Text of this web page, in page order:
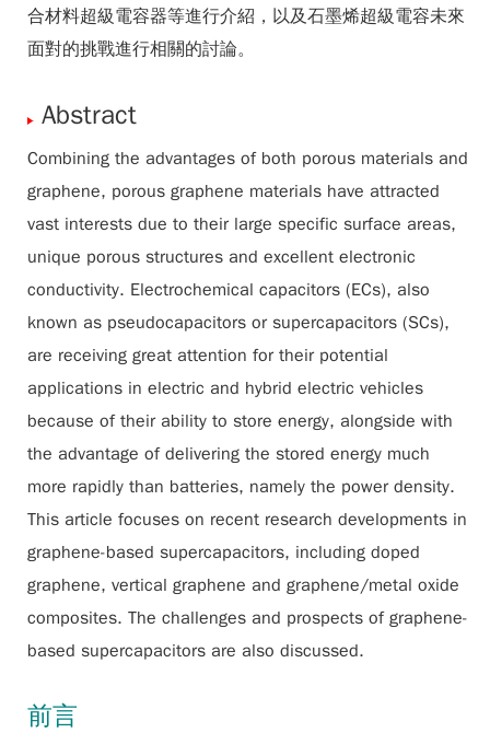
合材料超級電容器等進行介紹，以及石墨烯超級電容未來
面對的挑戰進行相關的討論。
Abstract
Combining the advantages of both porous materials and
graphene, porous graphene materials have attracted
vast interests due to their large specific surface areas,
unique porous structures and excellent electronic
conductivity. Electrochemical capacitors (ECs), also
known as pseudocapacitors or supercapacitors (SCs),
are receiving great attention for their potential
applications in electric and hybrid electric vehicles
because of their ability to store energy, alongside with
the advantage of delivering the stored energy much
more rapidly than batteries, namely the power density.
This article focuses on recent research developments in
graphene-based supercapacitors, including doped
graphene, vertical graphene and graphene/metal oxide
composites. The challenges and prospects of graphene-
based supercapacitors are also discussed.
前言